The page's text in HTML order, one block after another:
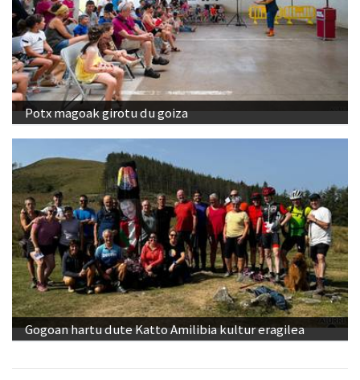
Potx magoak girotu du goiza
Gogoan hartu dute Katto Amilibia kultur eragilea